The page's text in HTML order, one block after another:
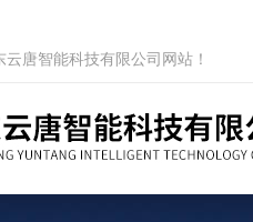
唐智能科技有限公司网站！